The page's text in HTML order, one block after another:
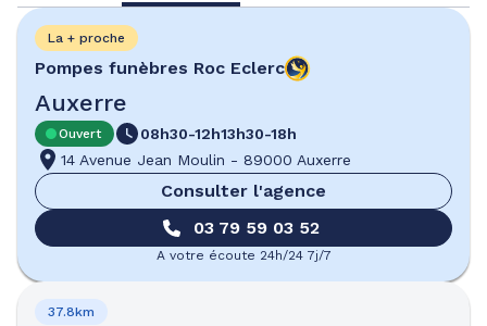
Pompes funèbres Roc Eclerc
Auxerre
La + proche
Ouvert 08h30-12h13h30-18h
14 Avenue Jean Moulin - 89000 Auxerre
Consulter l'agence
03 79 59 03 52
A votre écoute 24h/24 7j/7
37.8km